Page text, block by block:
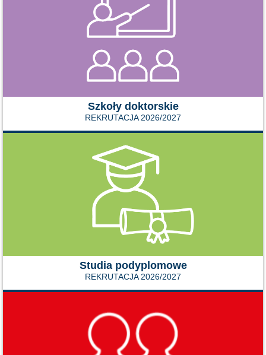
Szkoły doktorskie
REKRUTACJA 2026/2027
Studia podyplomowe
REKRUTACJA 2026/2027